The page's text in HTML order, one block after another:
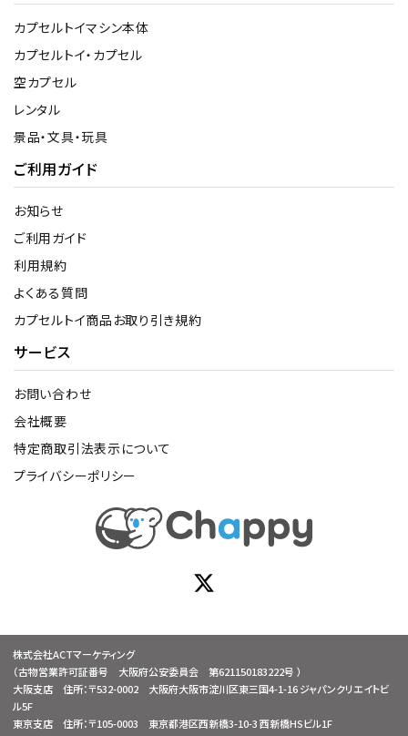
カプセルトイマシン本体
カプセルトイ・カプセル
空カプセル
レンタル
景品・文具・玩具
ご利用ガイド
お知らせ
ご利用ガイド
利用規約
よくある質問
カプセルトイ商品お取り引き規約
サービス
お問い合わせ
会社概要
特定商取引法表示について
プライバシーポリシー
株式会社ACTマーケティング
（古物営業許可証番号 大阪府公安委員会 第621150183222号 ）
大阪支店 住所：〒532-0002 大阪府大阪市淀川区東三国4-1-16 ジャパンクリエイトビ
ル5F
東京支店 住所：〒105-0003 東京都港区西新橋3-10-3 西新橋HSビル1F